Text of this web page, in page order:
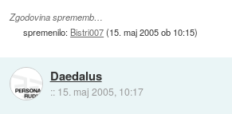
Zgodovina sprememb…
spremenilo: Bistri007(15. maj 2005 ob 10:15)
Daedalus
:: 15. maj 2005, 10:17